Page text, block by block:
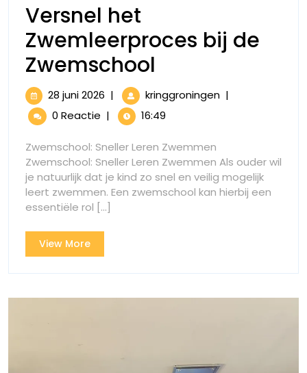
Versnel het
Zwemleerproces bij de
Zwemschool
het
bij
de
Zwemschool
28 juni 2026 28
juni
2026
| kringgroningenVersnel
Zwemschool
|
0 Reactie | 16:49
Zwemschool: Sneller Leren Zwemmen
Zwemschool: Sneller Leren Zwemmen Als ouder wil
je natuurlijk dat je kind zo snel en veilig mogelijk
leert zwemmen. Een zwemschool kan hierbij een
essentiële rol [...]
View MoreView
More